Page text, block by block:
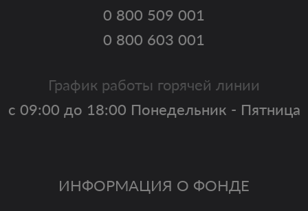
ИНФОРМАЦИЯ О ФОНДЕ
0 800 509 001
0 800 603 001
График работы горячей линии
с 09:00 до 18:00 Понедельник - Пятница